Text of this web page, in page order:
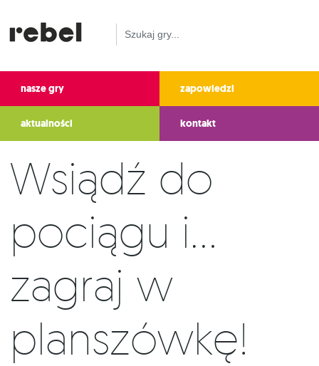
nasze gry zapowiedzi
aktualności kontakt
Wsiądź do
pociągu i...
zagraj w
planszówkę!